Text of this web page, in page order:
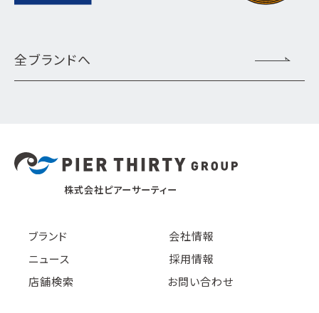
全ブランドへ
株式会社ピアーサーティー
ブランド
会社情報
ニュース
採用情報
店舗検索
お問い合わせ